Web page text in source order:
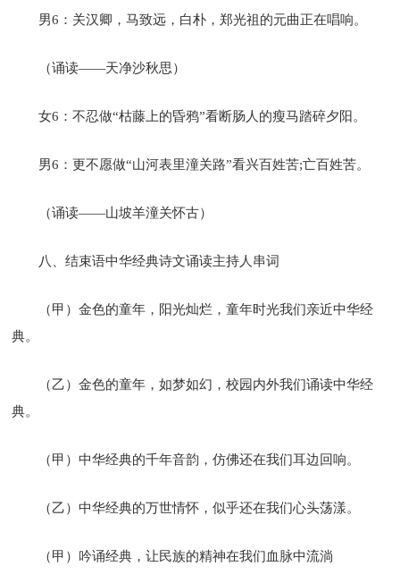
男6：关汉卿，马致远，白朴，郑光祖的元曲正在唱响。
（诵读——天净沙秋思）
女6：不忍做“枯藤上的昏鸦”看断肠人的瘦马踏碎夕阳。
男6：更不愿做“山河表里潼关路”看兴百姓苦;亡百姓苦。
（诵读——山坡羊潼关怀古）
八、结束语中华经典诗文诵读主持人串词
（甲）金色的童年，阳光灿烂，童年时光我们亲近中华经
典。
（乙）金色的童年，如梦如幻，校园内外我们诵读中华经
典。
（甲）中华经典的千年音韵，仿佛还在我们耳边回响。
（乙）中华经典的万世情怀，似乎还在我们心头荡漾。
（甲）吟诵经典，让民族的精神在我们血脉中流淌